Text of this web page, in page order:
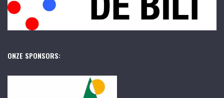
ONZE SPONSORS: